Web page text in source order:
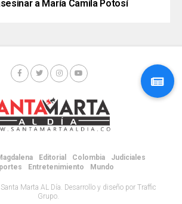
a María Camila Potosí
Editorial Colombia
Judiciales
Entretenimiento Mundo
Marta AL Día. Desarrollo y diseño por Traffic
Grupo.